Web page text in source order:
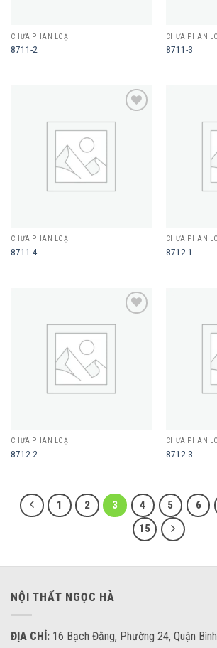
CHƯA PHÂN LOẠI
8711-2
CHƯA PHÂN
8711-3
CHƯA PHÂN LOẠI
8711-4
CHƯA PHÂN
8712-1
CHƯA PHÂN LOẠI
8712-2
CHƯA PHÂN
8712-3
1 2 3 4 5 6
15
NỘI THẤT NGỌC HÀ
ĐỊA CHỈ: 16 Bạch Đằng, Phường 24, Quận